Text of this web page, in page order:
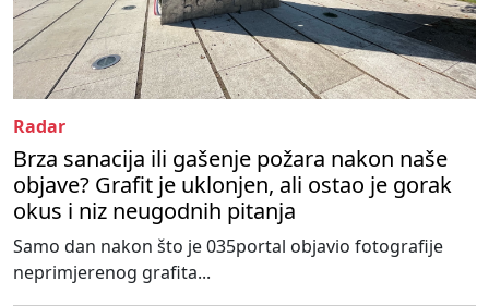
Radar
Brza sanacija ili gašenje požara nakon naše
objave? Grafit je uklonjen, ali ostao je gorak
okus i niz neugodnih pitanja
Samo dan nakon što je 035portal objavio fotografije
neprimjerenog grafita...